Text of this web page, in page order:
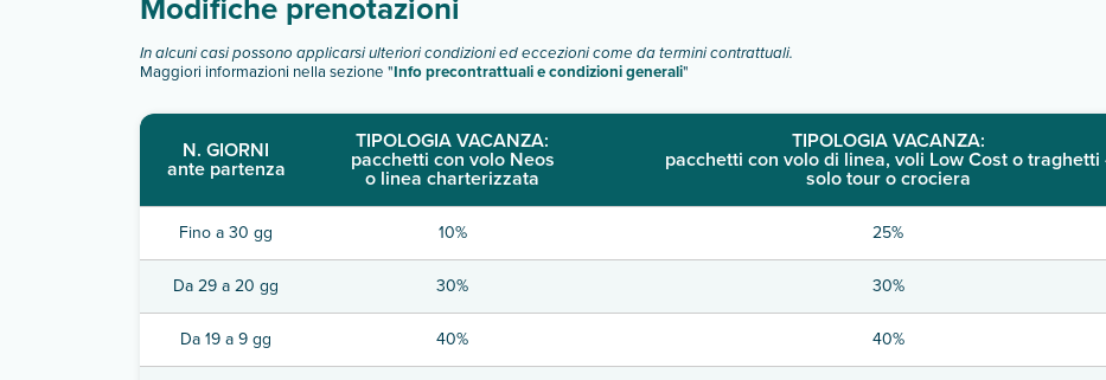
In alcuni casi possono applicarsi ulteriori condizioni ed eccezioni come da termini contrattuali.
Maggiori informazioni nella sezione "Info precontrattuali e condizioni generali"
N. GIORNI
ante partenza
TIPOLOGIA VACANZA:
pacchetti con volo Neos
o linea charterizzata
TIPOLOGIA VACANZA:
pacchetti con volo di linea, voli Low Cost o traghetti
solo tour o crociera
Fino a 30 gg 10% 25%
Da 29 a 20 gg 30% 30%
Da 19 a 9 gg 40% 40%